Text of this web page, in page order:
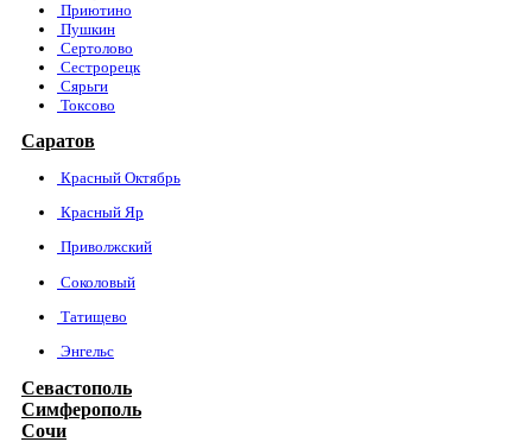
Приютино
Пушкин
Сертолово
Сестрорецк
Сярьги
Токсово
Саратов
Красный Октябрь
Красный Яр
Приволжский
Соколовый
Татищево
Энгельс
Севастополь
Симферополь
Сочи